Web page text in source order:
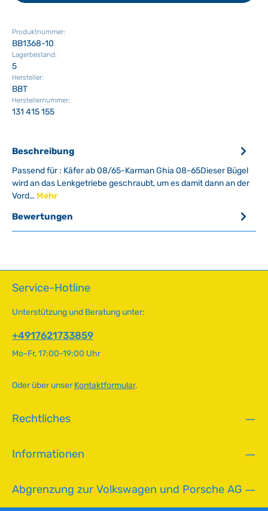
Produktnummer:
BB1368-10
Lagerbestand:
5
Hersteller:
BBT
Herstellernummer:
131 415 155
Beschreibung
Passend für : Käfer ab 08/65-Karman Ghia 08-65Dieser Bügel
wird an das Lenkgetriebe geschraubt, um es damit dann an der
Vord… Mehr
Bewertungen
Service-Hotline
Unterstützung und Beratung unter:
+4917621733859
Mo-Fr, 17:00-19:00 Uhr
Oder über unserKontaktformular.
Rechtliches
Informationen
Abgrenzung zur Volkswagen und Porsche AG